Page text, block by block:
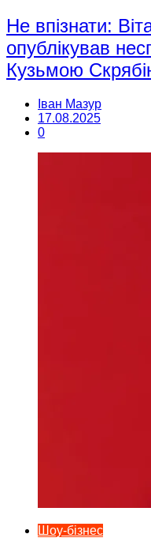
Не впізнати:
опублікував
Кузьмою
Іван Мазур
17.08.2025
0
Шоу-бізнес